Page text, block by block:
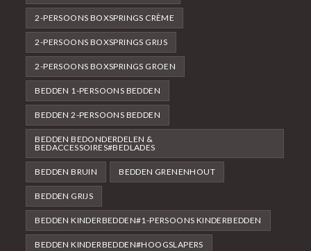
2-PERSOONS BOXSPRINGS CRÈME
2-PERSOONS BOXSPRINGS GRIJS
2-PERSOONS BOXSPRINGS GROEN
BEDDEN 1-PERSOONS BEDDEN
BEDDEN 2-PERSOONS BEDDEN
BEDDEN BEDONDERDELEN &
BEDACCESSOIRES#BEDLADES
BEDDEN BRUIN BEDDEN GRENENHOUT
BEDDEN GRIJS
BEDDEN KINDERBEDDEN#1-PERSOONS KINDERBEDDEN
BEDDEN KINDERBEDDEN#HOOGSLAPERS